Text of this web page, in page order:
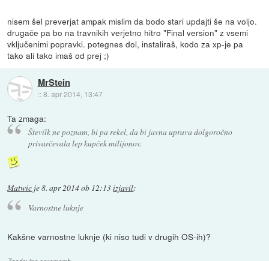
nisem šel preverjat ampak mislim da bodo stari updajti še na voljo.
drugače pa bo na travnikih verjetno hitro "Final version" z vsemi
vključenimi popravki. potegnes dol, instaliraš, kodo za xp-je pa
tako ali tako imaš od prej ;)
MrStein
::8. apr 2014, 13:47
Ta zmaga:
Številk ne poznam, bi pa rekel, da bi javna uprava dolgoročno
privarčevala lep kupček milijonov.
Matwic je8. apr 2014 ob 12:13izjavil:
Varnostne luknje
Kakšne varnostne luknje (ki niso tudi v drugih OS-ih)?